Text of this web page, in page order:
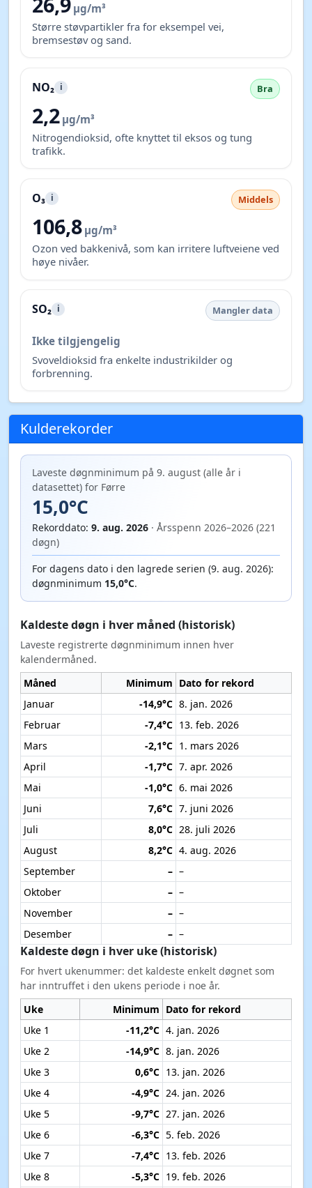
µg/m³
Større støvpartikler fra for eksempel vei,
bremsestøv og sand.
NO₂ i Bra
2,2 µg/m³
Nitrogendioksid, ofte knyttet til eksos og tung
trafikk.
O₃ i Middels
106,8 µg/m³
Ozon ved bakkenivå, som kan irritere luftveiene ved
høye nivåer.
SO₂ i Mangler data
Ikke tilgjengelig
Svoveldioksid fra enkelte industrikilder og
forbrenning.
Kulderekorder
Laveste døgnminimum på 9. august (alle år i
datasettet) for Førre
15,0°C
Rekorddato: 9. aug. 2026 · Årsspenn 2026–2026 (221
døgn)
For dagens dato i den lagrede serien (9. aug. 2026):
døgnminimum 15,0°C.
Kaldeste døgn i hver måned (historisk)
Laveste registrerte døgnminimum innen hver
kalendermåned.
Måned
Minimum Dato for rekord
Januar
-14,9°C 8. jan. 2026
Februar
-7,4°C 13. feb. 2026
Mars
-2,1°C 1. mars 2026
April
-1,7°C 7. apr. 2026
Mai
-1,0°C 6. mai 2026
Juni
7,6°C 7. juni 2026
Juli
8,0°C 28. juli 2026
August
8,2°C 4. aug. 2026
September
– –
Oktober
– –
November
– –
Desember
– –
Kaldeste døgn i hver uke (historisk)
For hvert ukenummer: det kaldeste enkelt døgnet som
har inntruffet i den ukens periode i noe år.
Uke
Minimum Dato for rekord
Uke 1
-11,2°C 4. jan. 2026
Uke 2
-14,9°C 8. jan. 2026
Uke 3
0,6°C 13. jan. 2026
Uke 4
-4,9°C 24. jan. 2026
Uke 5
-9,7°C 27. jan. 2026
Uke 6
-6,3°C 5. feb. 2026
Uke 7
-7,4°C 13. feb. 2026
Uke 8
-5,3°C 19. feb. 2026